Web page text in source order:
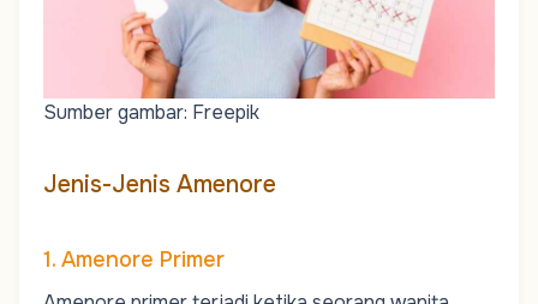
Sumber gambar: Freepik
Jenis-Jenis Amenore
1. Amenore Primer